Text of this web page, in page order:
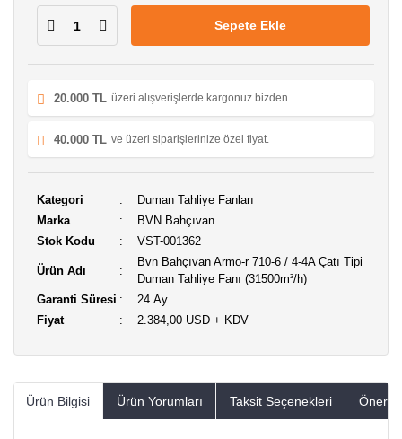
Sepete Ekle
20.000 TL üzeri alışverişlerde kargonuz bizden.
40.000 TL ve üzeri siparişlerinize özel fiyat.
Kategori
Duman Tahliye Fanları
Marka
BVN Bahçıvan
Stok Kodu
VST-001362
Ürün Adı
Bvn Bahçıvan Armo-r 710-6 / 4-4A Çatı Tipi
Duman Tahliye Fanı (31500m³/h)
Garanti Süresi
24 Ay
Fiyat
2.384,00 USD + KDV
Ürün Bilgisi Ürün Yorumları Taksit Seçenekleri